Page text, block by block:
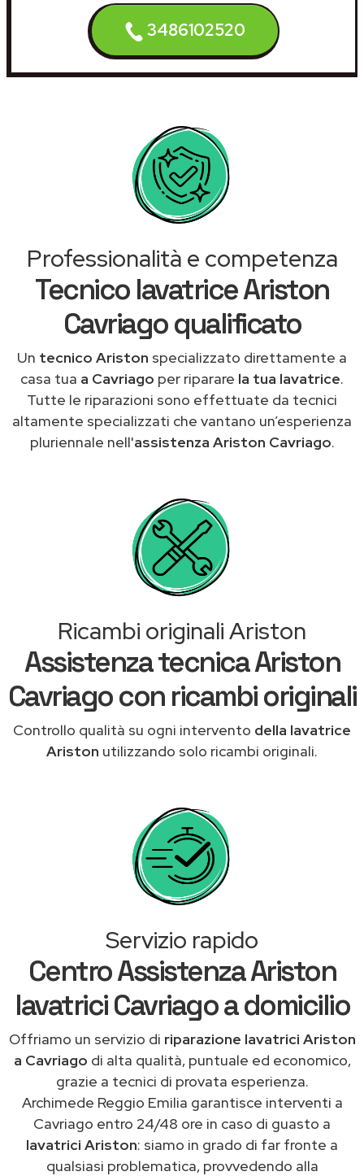
3486102520
Professionalità e competenza
Tecnico lavatrice Ariston
Cavriago qualificato
Un tecnico Ariston specializzato direttamente a
casa tua a Cavriago per riparare la tua lavatrice.
Tutte le riparazioni sono effettuate da tecnici
altamente specializzati che vantano un’esperienza
pluriennale nell'assistenza Ariston Cavriago.
Ricambi originali Ariston
Assistenza tecnica Ariston
Cavriago con ricambi originali
Controllo qualità su ogni intervento della lavatrice
Ariston utilizzando solo ricambi originali.
Servizio rapido
Centro Assistenza Ariston
lavatrici Cavriago a domicilio
Offriamo un servizio di riparazione lavatrici Ariston
a Cavriago di alta qualità, puntuale ed economico,
grazie a tecnici di provata esperienza.
Archimede Reggio Emilia garantisce interventi a
Cavriago entro 24/48 ore in caso di guasto a
lavatrici Ariston: siamo in grado di far fronte a
qualsiasi problematica, provvedendo alla